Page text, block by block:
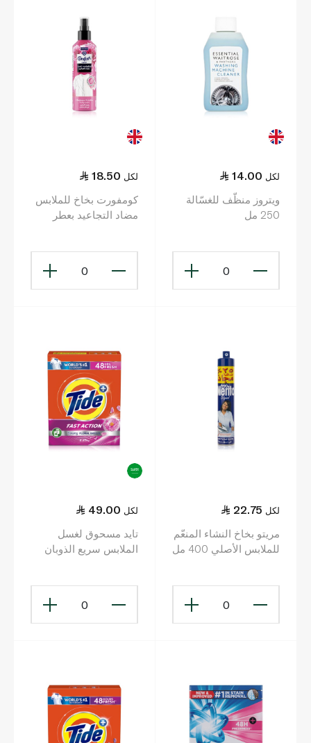
14.00 لكل
ويتروز منظّف للغسّالة
250 مل
0
18.50 لكل
كومفورت بخاخ للملابس
مضاد التجاعيد بعطر
0
22.75 لكل
مريتو بخاخ النشاء المنعّم
للملابس الأصلي 400 مل
0
49.00 لكل
تايد مسحوق لغسل
الملابس سريع الذوبان
0